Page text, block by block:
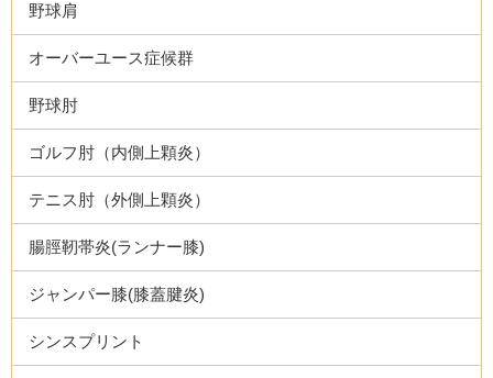
野球肩
オーバーユース症候群
野球肘
ゴルフ肘（内側上顆炎）
テニス肘（外側上顆炎）
腸脛靭帯炎(ランナー膝)
ジャンパー膝(膝蓋腱炎)
シンスプリント